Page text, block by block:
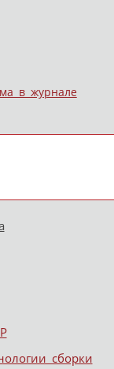
в журнале
сборки